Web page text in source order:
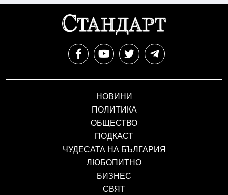
НОВИНИ
ПОЛИТИКА
ОБЩЕСТВО
ПОДКАСТ
ЧУДЕСАТА НА БЪЛГАРИЯ
ЛЮБОПИТНО
БИЗНЕС
СВЯТ